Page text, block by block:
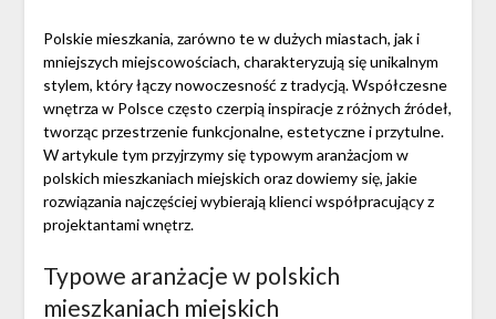
Polskie mieszkania, zarówno te w dużych miastach, jak i
mniejszych miejscowościach, charakteryzują się unikalnym
stylem, który łączy nowoczesność z tradycją. Współczesne
wnętrza w Polsce często czerpią inspiracje z różnych źródeł,
tworząc przestrzenie funkcjonalne, estetyczne i przytulne.
W artykule tym przyjrzymy się typowym aranżacjom w
polskich mieszkaniach miejskich oraz dowiemy się, jakie
rozwiązania najczęściej wybierają klienci współpracujący z
projektantami wnętrz.
Typowe aranżacje w polskich
mieszkaniach miejskich